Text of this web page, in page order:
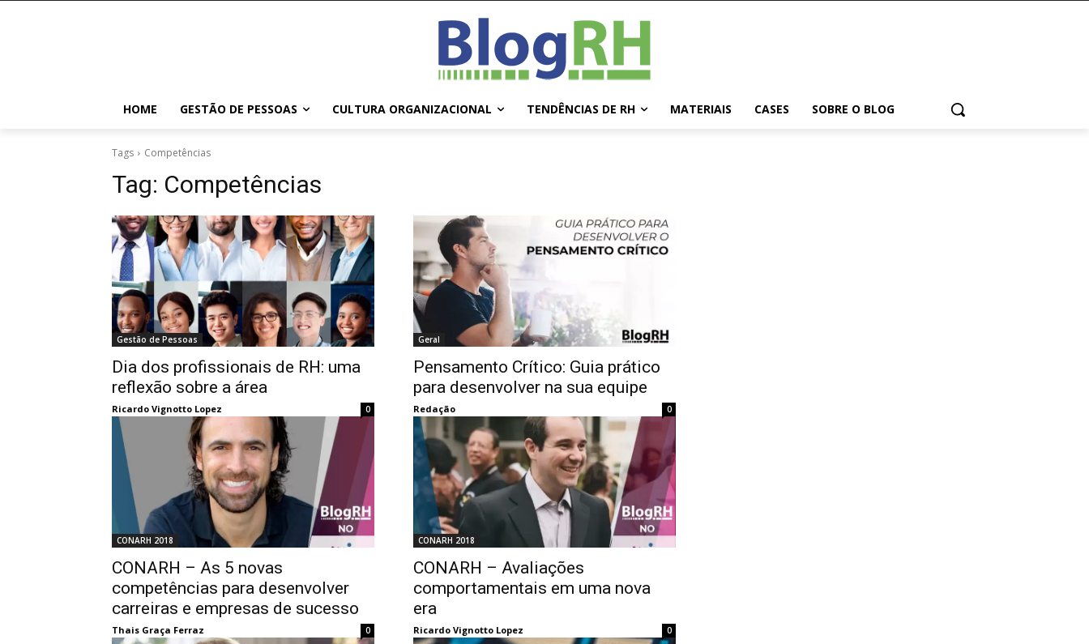
HOME GESTÃO DE PESSOAS CULTURA ORGANIZACIONAL TENDÊNCIAS DE RH MATERIAIS CASES SOBRE O BLOG
Tags Competências
Tag: Competências
Gestão de Pessoas
Dia dos profissionais de RH: uma
reflexão sobre a área
Ricardo Vignotto Lopez 0
Geral
Pensamento Crítico: Guia prático
para desenvolver na sua equipe
Redação 0
CONARH 2018
CONARH – As 5 novas
competências para desenvolver
carreiras e empresas de sucesso
Thais Graça Ferraz 0
CONARH 2018
CONARH – Avaliações
comportamentais em uma nova
era
Ricardo Vignotto Lopez 0